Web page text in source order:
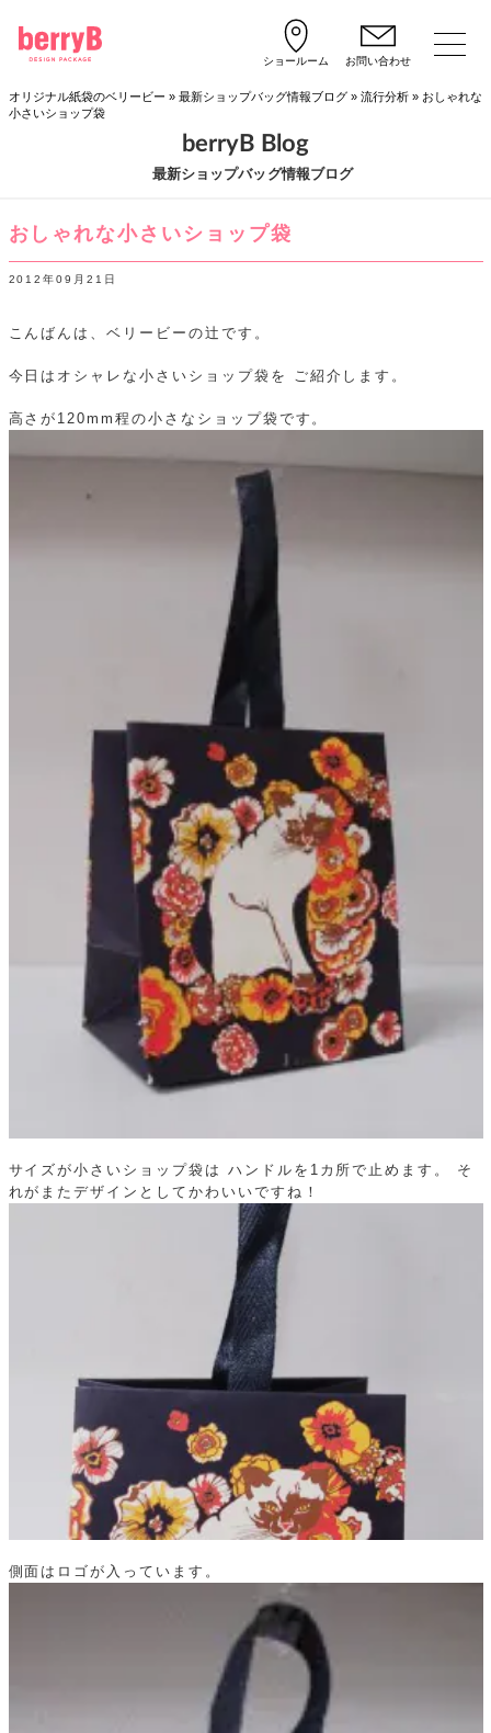
ショールーム お問い合わせ
オリジナル紙袋のベリービー » 最新ショップバッグ情報ブログ» 流行分析» おしゃれな
小さいショップ袋
最新ショップバッグ情報ブログ
berryB Blog
おしゃれな小さいショップ袋
2012年09月21日
こんばんは、ベリービーの辻です。
今日はオシャレな小さいショップ袋を ご紹介します。
高さが120mm程の小さなショップ袋です。
サイズが小さいショップ袋は ハンドルを1カ所で止めます。
そ
れがまたデザインとしてかわいいですね！
側面はロゴが入っています。